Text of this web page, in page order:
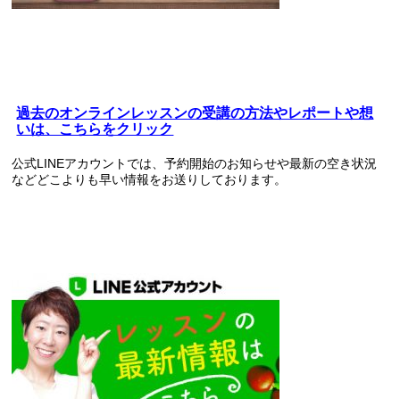
過去のオンラインレッスンの受講の方法やレポートや想
いは、こちらをクリック
公式LINEアカウントでは、予約開始のお知らせや最新の空き状況
などどこよりも早い情報をお送りしております。